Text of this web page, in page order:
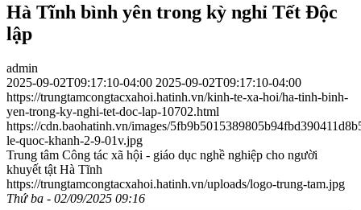
Hà Tĩnh bình yên trong kỳ nghỉ Tết Độc
lập
admin
2025-09-02T09:17:10-04:00 2025-09-02T09:17:10-04:00
https://trungtamcongtacxahoi.hatinh.vn/kinh-te-xa-hoi/ha-tinh-binh-
yen-trong-ky-nghi-tet-doc-lap-10702.html
https://cdn.baohatinh.vn/images/
le-quoc-khanh-2-9-01v.jpg
Trung tâm Công tác xã hội - giáo dục nghề nghiệp cho người
khuyết tật Hà Tĩnh
https://trungtamcongtacxahoi.hatinh.vn/uploads/logo-trung-tam.jpg
Thứ ba - 02/09/2025 09:16